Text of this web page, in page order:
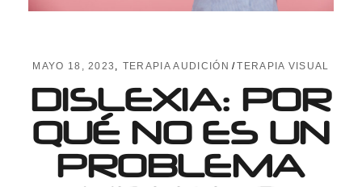
MAYO 18, 2023 TERAPIA AUDICIÓN TERAPIA VISUAL
DISLEXIA: POR
QUÉ NO ES UN
PROBLEMA